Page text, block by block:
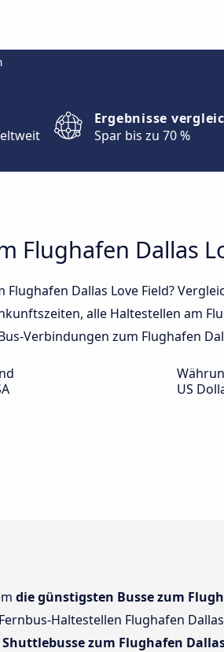
Ergebnisse
Spar bis zu 70 %
Flughafen Dallas
Dallas Love Field?
alle Haltestellen am
Verbindungen zum Flughafen
US
die günstigsten Busse zum
Haltestellen Flughafen
zum Flughafen